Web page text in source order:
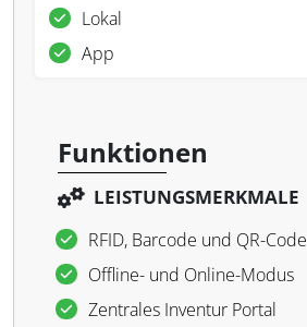
Lokal
App
Funktionen
LEISTUNGSMERKMALE
RFID, Barcode und QR-Code
Offline- und Online-Modus
Zentrales Inventur Portal